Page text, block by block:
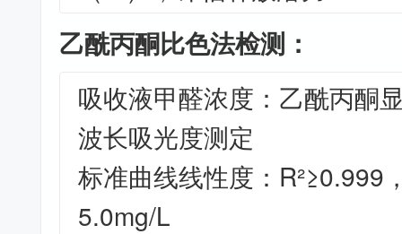
乙酰丙酮比色法检测：
吸收液甲醛浓度：乙酰丙酮
波长吸光度测定
标准曲线线性度：R²≥0.999
5.0mg/L